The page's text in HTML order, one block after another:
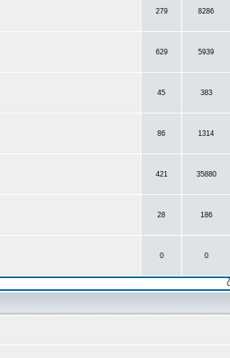
279 8286
629 5939
45 383
86 1314
421 35880
28 186
0 0